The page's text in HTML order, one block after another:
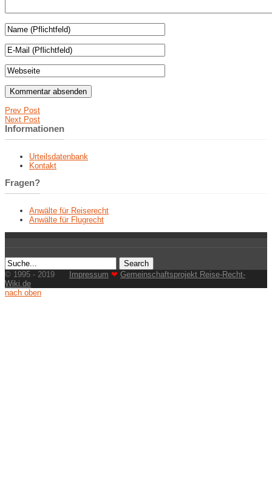
Prev Post
Next Post
Informationen
Urteilsdatenbank
Kontakt
Fragen?
Anwälte für Reiserecht
Anwälte für Flugrecht
© 1995 - 2019 Impressum ❤ Gemeinschaftsprojekt Reise-Recht-
Wiki.de
nach oben